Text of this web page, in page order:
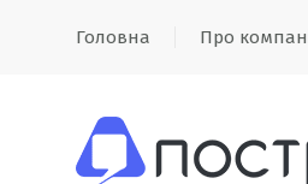
Головна Про